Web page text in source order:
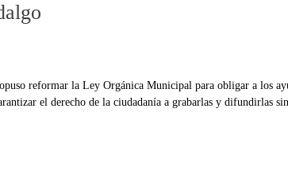
reformar la Ley Orgánica Municipal para obligar a los
el derecho de la ciudadanía a grabarlas y difundirlas